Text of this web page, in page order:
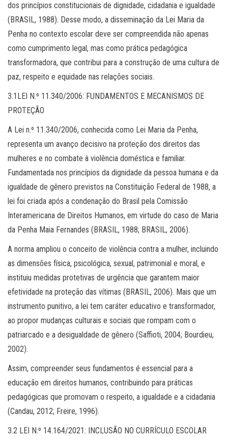
dos princípios constitucionais de dignidade, cidadania e igualdade
(BRASIL, 1988). Desse modo, a disseminação da Lei Maria da
Penha no contexto escolar deve ser compreendida não apenas
como cumprimento legal, mas como prática pedagógica
transformadora, que contribui para a construção de uma cultura de
paz, respeito e equidade nas relações sociais.
3.1LEI N.º 11.340/2006: FUNDAMENTOS E MECANISMOS DE
PROTEÇÃO
A Lei n.º 11.340/2006, conhecida como Lei Maria da Penha,
representa um avanço decisivo na proteção dos direitos das
mulheres e no combate à violência doméstica e familiar.
Fundamentada nos princípios da dignidade da pessoa humana e da
igualdade de gênero previstos na Constituição Federal de 1988, a
lei foi criada após a condenação do Brasil pela Comissão
Interamericana de Direitos Humanos, em virtude do caso de Maria
da Penha Maia Fernandes (BRASIL, 1988; BRASIL, 2006).
A norma ampliou o conceito de violência contra a mulher, incluindo
as dimensões física, psicológica, sexual, patrimonial e moral, e
instituiu medidas protetivas de urgência que garantem maior
efetividade na proteção das vítimas (BRASIL, 2006). Mais que um
instrumento punitivo, a lei tem caráter educativo e transformador,
ao propor mudanças culturais e sociais que rompam com o
patriarcado e a desigualdade de gênero (Saffioti, 2004; Bourdieu,
2002).
Assim, compreender seus fundamentos é essencial para a
educação em direitos humanos, contribuindo para práticas
pedagógicas que promovam o respeito, a igualdade e a cidadania
(Candau, 2012; Freire, 1996).
3.2 LEI N.º 14.164/2021: INCLUSÃO NO CURRÍCULO ESCOLAR